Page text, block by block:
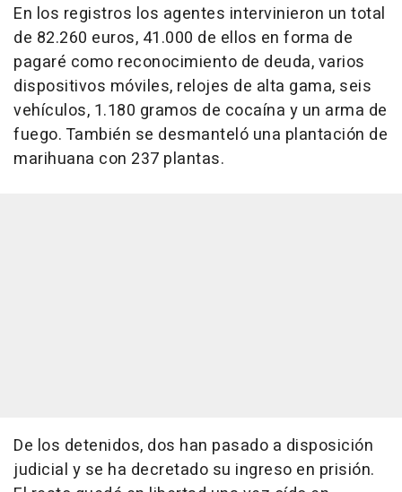
En los registros los agentes intervinieron un total
de 82.260 euros, 41.000 de ellos en forma de
pagaré como reconocimiento de deuda, varios
dispositivos móviles, relojes de alta gama, seis
vehículos, 1.180 gramos de cocaína y un arma de
fuego. También se desmanteló una plantación de
marihuana con 237 plantas.
De los detenidos, dos han pasado a disposición
judicial y se ha decretado su ingreso en prisión.